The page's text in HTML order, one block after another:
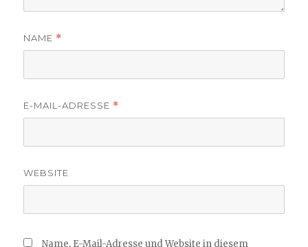
NAME *
E-MAIL-ADRESSE *
WEBSITE
Name, E-Mail-Adresse und Website in diesem